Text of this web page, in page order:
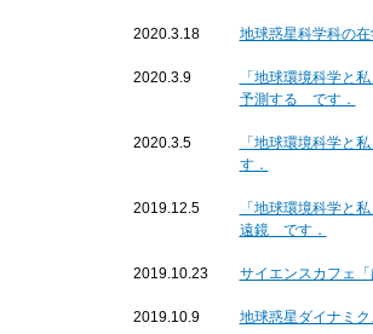
2020.3.18 地球惑星科学科の
2020.3.9
「地球環境科学と
予測する です．
2020.3.5
「地球環境科学
す．
2019.12.5
「地球環境科学と
遠鏡 です．
2019.10.23 サイエンスカフェ
2019.10.9 地球惑星ダイナミ